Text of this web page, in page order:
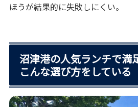
ほうが結果的に失敗しにくい。
沼津港の人気ランチで満
こんな選び方をしている